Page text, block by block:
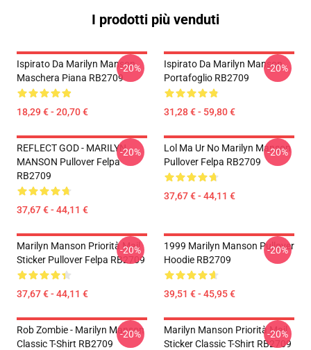
I prodotti più venduti
Ispirato Da Marilyn Manson
Maschera Piana RB2709
18,29 € - 20,70 €
-20%
Ispirato Da Marilyn Manson
Portafoglio RB2709
31,28 € - 59,80 €
-20%
REFLECT GOD - MARILYN
MANSON Pullover Felpa
RB2709
37,67 € - 44,11 €
-20%
Lol Ma Ur No Marilyn Manson
Pullover Felpa RB2709
37,67 € - 44,11 €
-20%
Marilyn Manson Priorità Mail
Sticker Pullover Felpa RB2709
37,67 € - 44,11 €
-20%
1999 Marilyn Manson Pullover
Hoodie RB2709
39,51 € - 45,95 €
-20%
Rob Zombie - Marilyn Manson
Classic T-Shirt RB2709
-20%
Marilyn Manson Priorità Mail
Sticker Classic T-Shirt RB2709
-20%